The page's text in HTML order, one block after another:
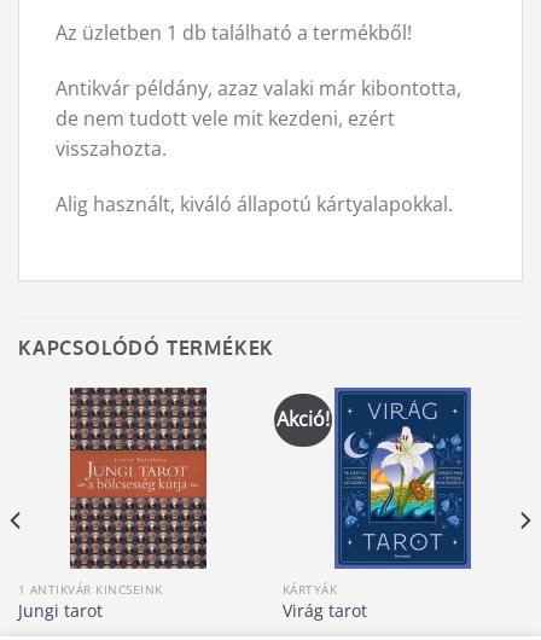
Az üzletben 1 db található a termékből!
Antikvár példány, azaz valaki már kibontotta,
de nem tudott vele mit kezdeni, ezért
visszahozta.
Alig használt, kiváló állapotú kártyalapokkal.
KAPCSOLÓDÓ TERMÉKEK
1 ANTIKVÁR KINCSEINK
Jungi tarot
Akció!
KÁRTYÁK
Virág tarot